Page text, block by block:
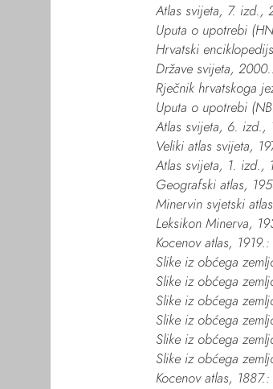
Atlas svijeta, 7. izd.,
Uputa o upotrebi
Hrvatski
Države svijeta,
Rječnik hrvatskoga
Uputa o upotrebi
Atlas svijeta, 6. izd.,
Veliki atlas svijeta,
Atlas svijeta, 1. izd.,
Geografski atlas,
Minervin svjetski
Leksikon Minerva,
Kocenov atlas, 1919.:
Slike iz obćega
Slike iz obćega
Slike iz obćega
Slike iz obćega
Slike iz obćega
Slike iz obćega
Kocenov atlas, 1887.: